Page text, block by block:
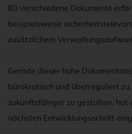
80 verschiedene Dokumente
beispielsweise
zusätzlichem
Gerade dieser hohe
bürokratisch und überreguliert
zukunftsfähiger zu gestalten, hat
nächsten Entwicklungsschritt